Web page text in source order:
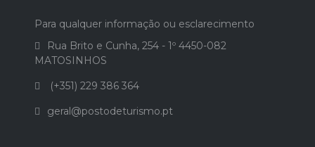
Para qualquer informação ou esclarecimento
Rua Brito e Cunha, 254 - 1º 4450-082
MATOSINHOS
(+351) 229 386 364
geral@postodeturismo.pt